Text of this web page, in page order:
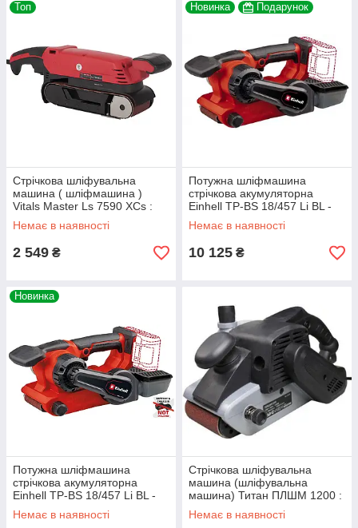
Топ
Стрічкова шліфувальна
машина ( шліфмашина )
Vitals Master Ls 7590 XCs :
900 Вт, розмір стрічки 75х533
мм, 450-750 м/хв
Немає в наявності
2 549 ₴
Новинка Подарунок
Потужна шліфмашина
стрічкова акумуляторна
Einhell TP-BS 18/457 Li BL -
Solo : з АКБ 18V 2.5 Ач, об.х.х
120 - 250 м/хв
Немає в наявності
10 125 ₴
Новинка
Потужна шліфмашина
стрічкова акумуляторна
Einhell TP-BS 18/457 Li BL -
Solo : без АКБ, об.х.х 120 -
250 м/хв
Немає в наявності
Стрічкова шліфувальна
машина (шліфувальна
машина) Титан ПЛШМ 1200 :
1200 Вт, 5.4кг шліфувальна
машина
Немає в наявності